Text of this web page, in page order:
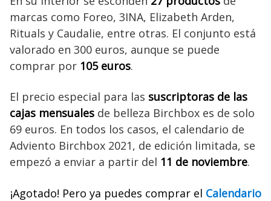
marcas como Foreo, 3INA, Elizabeth Arden,
Rituals y Caudalie, entre otras. El conjunto está
valorado en 300 euros, aunque se puede
comprar por 105 euros.
El precio especial para las suscriptoras de las
cajas mensuales de belleza Birchbox es de solo
69 euros. En todos los casos, el calendario de
Adviento Birchbox 2021, de edición limitada, se
empezó a enviar a partir del 11 de noviembre.
¡Agotado! Pero ya puedes comprar el Calendario